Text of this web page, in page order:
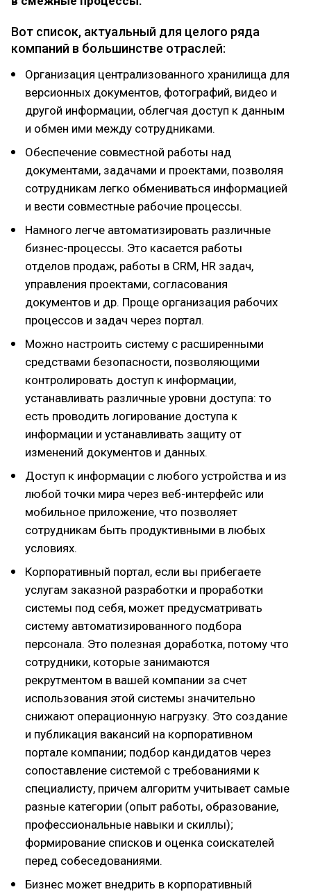
Вот список, актуальный для целого ряда
компаний в большинстве отраслей:
Организация централизованного хранилища для
версионных документов, фотографий, видео и
другой информации, облегчая доступ к данным
и обмен ими между сотрудниками.
Обеспечение совместной работы над
документами, задачами и проектами, позволяя
сотрудникам легко обмениваться информацией
и вести совместные рабочие процессы.
Намного легче автоматизировать различные
бизнес-процессы. Это касается работы
отделов продаж, работы в CRM, HR задач,
управления проектами, согласования
документов и др. Проще организация рабочих
процессов и задач через портал.
Можно настроить систему с расширенными
средствами безопасности, позволяющими
контролировать доступ к информации,
устанавливать различные уровни доступа: то
есть проводить логирование доступа к
информации и устанавливать защиту от
изменений документов и данных.
Доступ к информации с любого устройства и из
любой точки мира через веб-интерфейс или
мобильное приложение, что позволяет
сотрудникам быть продуктивными в любых
условиях.
Корпоративный портал, если вы прибегаете
услугам заказной разработки и проработки
системы под себя, может предусматривать
систему автоматизированного подбора
персонала. Это полезная доработка, потому что
сотрудники, которые занимаются
рекрутментом в вашей компании за счет
использования этой системы значительно
снижают операционную нагрузку. Это создание
и публикация вакансий на корпоративном
портале компании; подбор кандидатов через
сопоставление системой с требованиями к
специалисту, причем алгоритм учитывает самые
разные категории (опыт работы, образование,
профессиональные навыки и скиллы);
формирование списков и оценка соискателей
перед собеседованиями.
Бизнес может внедрить в корпоративный